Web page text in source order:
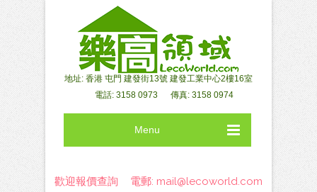
地址: 香港 屯門 建發街13號 建發工業中心2樓16室
電話: 3158 0973 傳真: 3158 0974
Menu
歡迎報價查詢 電郵: mail@lecoworld.com